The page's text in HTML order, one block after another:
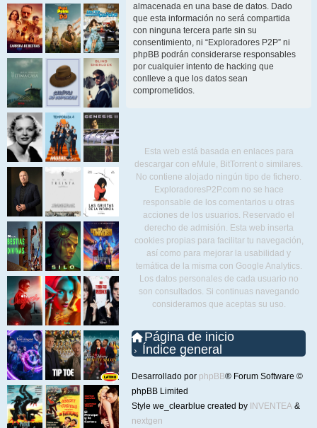
almacenada en una base de datos. Dado
que esta información no será compartida
con ninguna tercera parte sin su
consentimiento, ni “Exploradores P2P” ni
phpBB podrán considerarse responsables
por cualquier intento de hacking que
conlleve a que los datos sean
comprometidos.
Esta web está basada en enlaces para
descargar con eMule, BitTorrent o similares.
No contiene alojado ningún tipo de fichero.
ExploradoresP2P.com no se hace
responsable de los comentarios u otras
acciones de los usuarios. Reservado el
derecho de admisión. Esta web inserta
cookies propias para facilitar tu navegación,
así como para mejorar la usabilidad y
temática de la misma con Google Analytics.
Los datos personales de cada usuario no
son consultados. Si continuas navegando
consideramos que aceptas su uso.
Página de inicio
Índice general
Desarrollado por phpBB® Forum Software ©
phpBB Limited
Style we_clearblue created by INVENTEA &
nextgen